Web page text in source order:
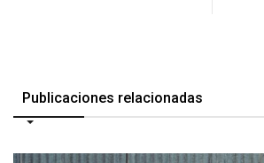
Publicaciones relacionadas